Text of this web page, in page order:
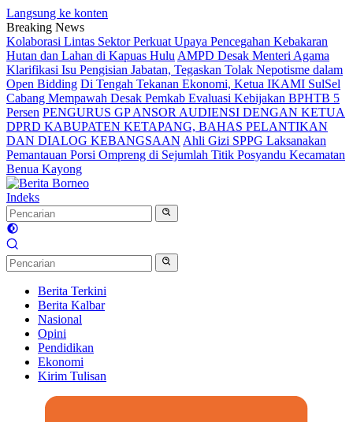
Langsung ke konten
Breaking News
Kolaborasi Lintas Sektor Perkuat Upaya Pencegahan Kebakaran
Hutan dan Lahan di Kapuas Hulu AMPD Desak Menteri Agama
Klarifikasi Isu Pengisian Jabatan, Tegaskan Tolak Nepotisme dalam
Open Bidding Di Tengah Tekanan Ekonomi, Ketua IKAMI SulSel
Cabang Mempawah Desak Pemkab Evaluasi Kebijakan BPHTB 5
Persen PENGURUS GP ANSOR AUDIENSI DENGAN KETUA
DPRD KABUPATEN KETAPANG, BAHAS PELANTIKAN
DAN DIALOG KEBANGSAAN Ahli Gizi SPPG Laksanakan
Pemantauan Porsi Ompreng di Sejumlah Titik Posyandu Kecamatan
Benua Kayong
Indeks
Berita Terkini
Berita Kalbar
Nasional
Opini
Pendidikan
Ekonomi
Kirim Tulisan